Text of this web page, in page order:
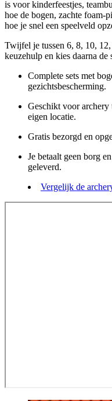
is voor kinderfeestjes,
hoe de bogen, zachte foam-
hoe je snel een speelveld
Twijfel je tussen 6, 8, 10,
keuzehulp en kies daarna
Complete sets met
gezichtsbescherming.
Geschikt voor archery
eigen locatie.
Gratis bezorgd en
Je betaalt geen borg
geleverd.
Vergelijk de